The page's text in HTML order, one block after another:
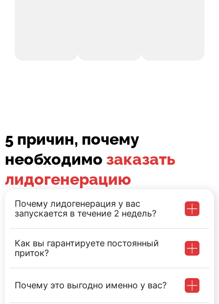
5 причин, почему
необходимо заказать
лидогенерацию
Почему лидогенерация у вас
запускается в течение 2 недель?
Как вы гарантируете постоянный
приток?
Почему это выгодно именно у вас?